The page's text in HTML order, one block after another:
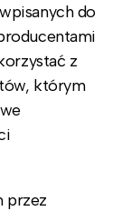
do
z
którym
przez